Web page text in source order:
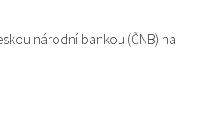
národní bankou (ČNB) na